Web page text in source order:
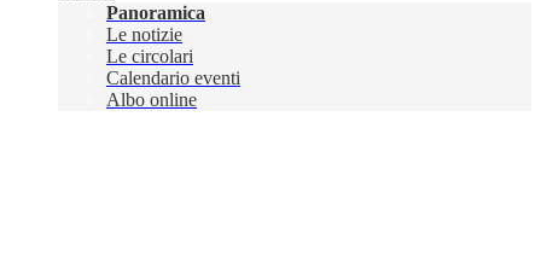
Panoramica
Le notizie
Le circolari
Calendario eventi
Albo online